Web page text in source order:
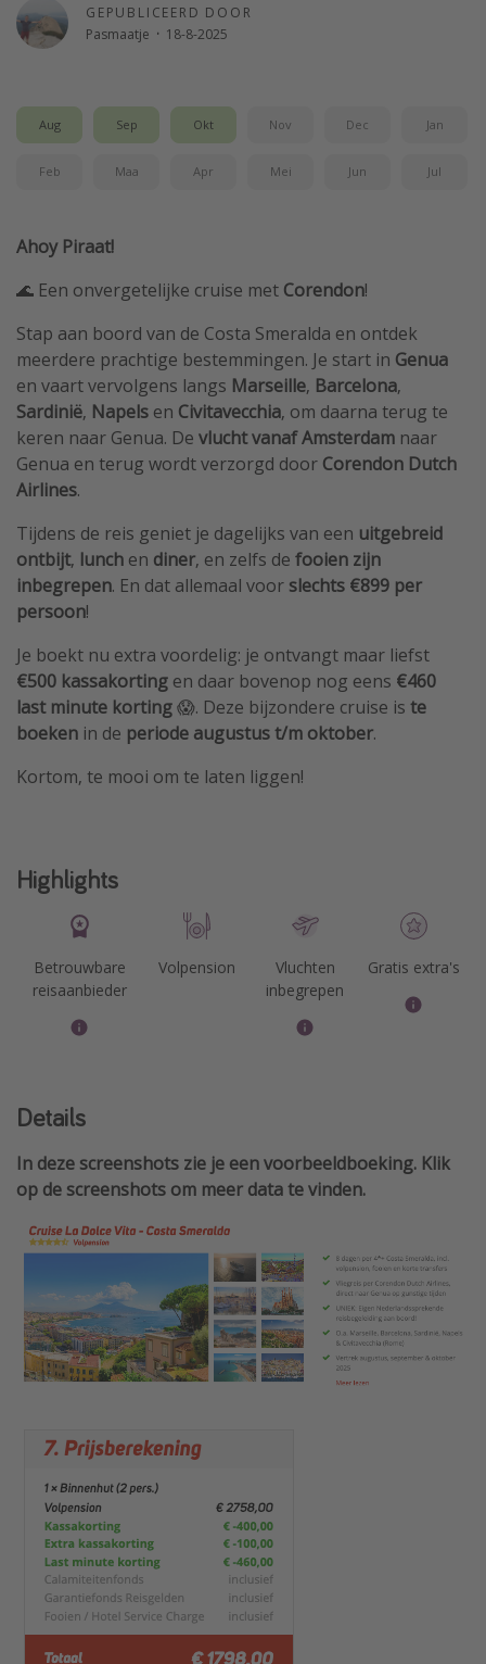
GEPUBLICEERD DOOR
Pasmaatje · 18-8-2025
Aug Sep Okt Nov Dec Jan
Feb Maa Apr Mei Jun Jul
Ahoy Piraat!
🌊 Een onvergetelijke cruise met Corendon!
Stap aan boord van de Costa Smeralda en ontdek
meerdere prachtige bestemmingen. Je start in Genua
en vaart vervolgens langs Marseille, Barcelona,
Sardinië, Napels en Civitavecchia, om daarna terug te
keren naar Genua. De vlucht vanaf Amsterdam naar
Genua en terug wordt verzorgd door Corendon Dutch
Airlines.
Tijdens de reis geniet je dagelijks van een uitgebreid
ontbijt, lunch en diner, en zelfs de fooien zijn
inbegrepen. En dat allemaal voor slechts €899 per
persoon!
Je boekt nu extra voordelig: je ontvangt maar liefst
€500 kassakorting en daar bovenop nog eens €460
last minute korting😱. Deze bijzondere cruise is te
boeken in de periode augustus t/m oktober.
Kortom, te mooi om te laten liggen!
Highlights
Betrouwbare
reisaanbieder
Volpension
Vluchten
inbegrepen
Gratis extra's
Details
In deze screenshots zie je een voorbeeldboeking. Klik
op de screenshots om meer data te vinden.